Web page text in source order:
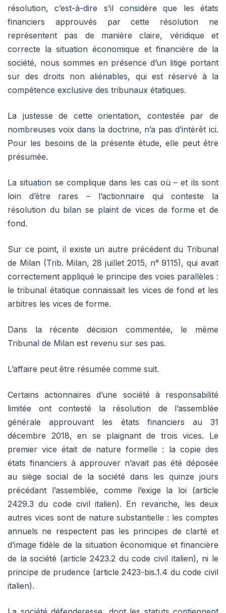
résolution, c’est-à-dire s’il considère que les états
financiers approuvés par cette résolution ne
représentent pas de manière claire, véridique et
correcte la situation économique et financière de la
société, nous sommes en présence d’un litige portant
sur des droits non aliénables, qui est réservé à la
compétence exclusive des tribunaux étatiques.
La justesse de cette orientation, contestée par de
nombreuses voix dans la doctrine, n’a pas d’intérêt ici.
Pour les besoins de la présente étude, elle peut être
présumée.
La situation se complique dans les cas où – et ils sont
loin d’être rares – l’actionnaire qui conteste la
résolution du bilan se plaint de vices de forme et de
fond.
Sur ce point, il existe un autre précédent du Tribunal
de Milan (Trib. Milan, 28 juillet 2015, n° 9115), qui avait
correctement appliqué le principe des voies parallèles :
le tribunal étatique connaissait les vices de fond et les
arbitres les vices de forme.
Dans la récente décision commentée, le même
Tribunal de Milan est revenu sur ses pas.
L’affaire peut être résumée comme suit.
Certains actionnaires d’une société à responsabilité
limitée ont contesté la résolution de l’assemblée
générale approuvant les états financiers au 31
décembre 2018, en se plaignant de trois vices. Le
premier vice était de nature formelle : la copie des
états financiers à approuver n’avait pas été déposée
au siège social de la société dans les quinze jours
précédant l’assemblée, comme l’exige la loi (article
2429.3 du code civil italien). En revanche, les deux
autres vices sont de nature substantielle : les comptes
annuels ne respectent pas les principes de clarté et
d’image fidèle de la situation économique et financière
de la société (article 2423.2 du code civil italien), ni le
principe de prudence (article 2423-bis.1.4 du code civil
italien).